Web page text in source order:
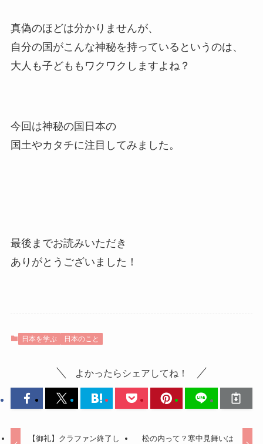
真偽のほどは分かりませんが、
自分の国がこんな神秘を持っているというのは、
大人も子どももワクワクしますよね？
今回は神秘の国日本の
国土やカタチに注目してみました。
最後までお読みいただき
ありがとうございました！
日本を学ぶ 日本のこと
よかったらシェアしてね！
【御礼】クラファン終了し
松の内って？寒中見舞いは